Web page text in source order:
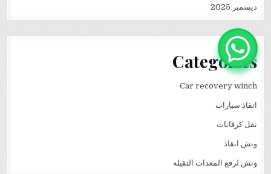
ديسمبر 2025
Categories
Car recovery winch
انقاذ سيارات
نقل كرفانات
ونش انقاذ
ونش لرفع المعدات الثقيله